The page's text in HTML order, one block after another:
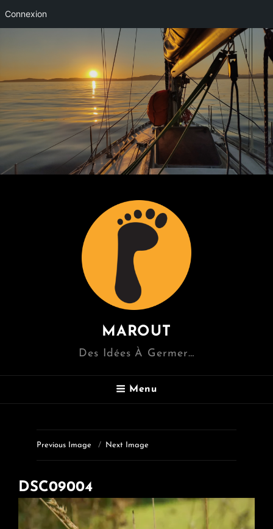
Connexion
MAROUT
Des Idées À Germer…
Menu
Previous Image Next Image
DSC09004